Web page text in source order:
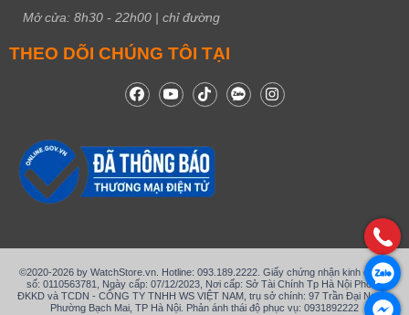
Mở cửa: 8h30 - 22h00 | chỉ đường
THEO DÕI CHÚNG TÔI TẠI
©2020-2026 by WatchStore.vn. Hotline: 093.189.2222. Giấy chứng nhận kinh doanh
số: 0110563781, Ngày cấp: 07/12/2023, Nơi cấp: Sở Tài Chính Tp Hà Nội Phòng
ĐKKD và TCDN - CÔNG TY TNHH WS VIỆT NAM, trụ sở chính: 97 Trần Đại Nghĩa,
Phường Bạch Mai, TP Hà Nội. Phản ánh thái độ phục vụ: 0931892222